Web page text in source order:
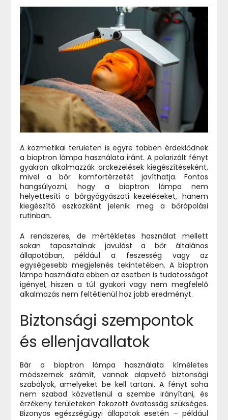
A kozmetikai területen is egyre többen érdeklődnek
a bioptron lámpa használata iránt. A polarizált fényt
gyakran alkalmazzák arckezelések kiegészítéseként,
mivel a bőr komfortérzetét javíthatja. Fontos
hangsúlyozni, hogy a bioptron lámpa nem
helyettesíti a bőrgyógyászati kezeléseket, hanem
kiegészítő eszközként jelenik meg a bőrápolási
rutinban.
A rendszeres, de mértékletes használat mellett
sokan tapasztalnak javulást a bőr általános
állapotában, például a feszesség vagy az
egységesebb megjelenés tekintetében. A bioptron
lámpa használata ebben az esetben is tudatosságot
igényel, hiszen a túl gyakori vagy nem megfelelő
alkalmazás nem feltétlenül hoz jobb eredményt.
Biztonsági szempontok
és ellenjavallatok
Bár a bioptron lámpa használata kíméletes
módszernek számít, vannak alapvető biztonsági
szabályok, amelyeket be kell tartani. A fényt soha
nem szabad közvetlenül a szembe irányítani, és
érzékeny területeken fokozott óvatosság szükséges.
Bizonyos egészségügyi állapotok esetén – például